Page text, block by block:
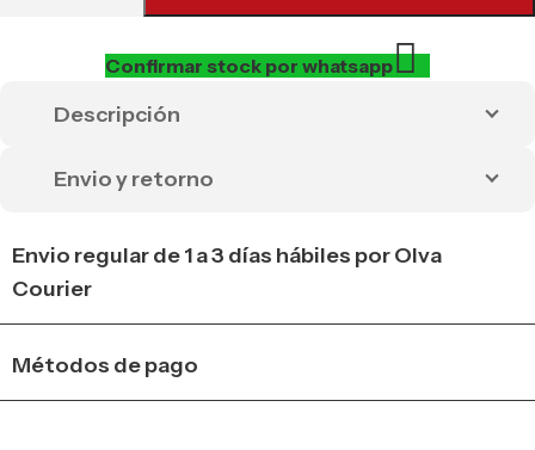
Confirmar stock por whatsapp
Descripción
Envio y retorno
Envio regular de 1 a 3 días hábiles por Olva
Courier
Métodos de pago